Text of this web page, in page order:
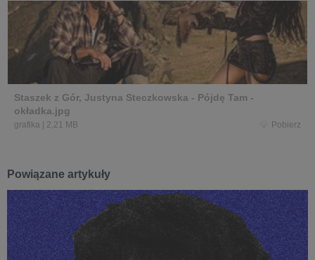
Staszek z Gór, Justyna Steczkowska - Pójdę Tam -
okładka.jpg
grafika 2,21 MB Pobierz
Powiązane artykuły